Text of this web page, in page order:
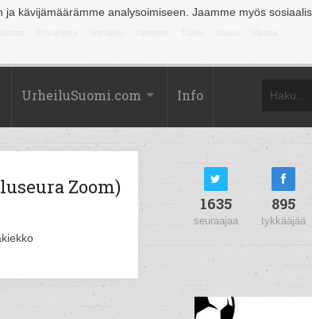
kävijämäärämme analysoimiseen. Jaamme myös
UrheiluSuomi.com Info
Zoom)
1635
seuraajaa
895
tykkääjää